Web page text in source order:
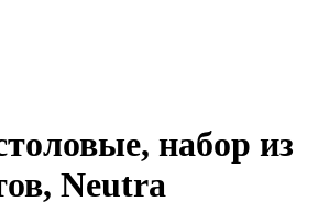
набор из
Neutra